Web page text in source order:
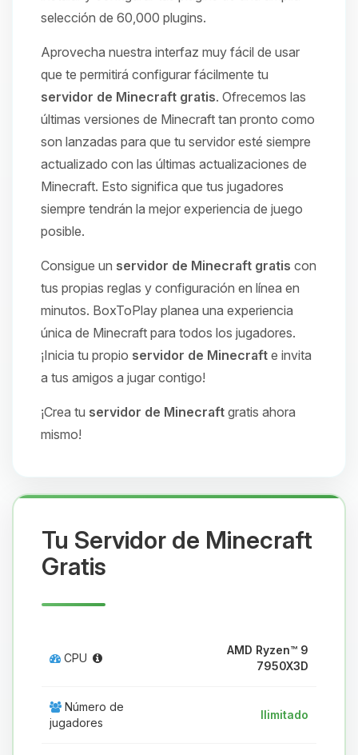
selección de 60,000 plugins.
Aprovecha nuestra interfaz muy fácil de usar
que te permitirá configurar fácilmente tu
servidor de Minecraft gratis. Ofrecemos las
últimas versiones de Minecraft tan pronto como
son lanzadas para que tu servidor esté siempre
actualizado con las últimas actualizaciones de
Minecraft. Esto significa que tus jugadores
siempre tendrán la mejor experiencia de juego
posible.
Consigue un servidor de Minecraft gratis con
tus propias reglas y configuración en línea en
minutos. BoxToPlay planea una experiencia
única de Minecraft para todos los jugadores.
¡Inicia tu propio servidor de Minecraft e invita
a tus amigos a jugar contigo!
¡Crea tu servidor de Minecraft gratis ahora
mismo!
Tu Servidor de Minecraft
Gratis
CPU
AMD Ryzen™ 9
7950X3D
Número de
jugadores
Ilimitado